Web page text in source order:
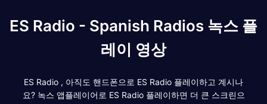
ES Radio - Spanish Radios 녹스 플
레이 영상
ES Radio , 아직도 핸드폰으로 ES Radio 플레이하고 계시나
요? 녹스 앱플레이어로 ES Radio 플레이하면 더 큰 스크린으